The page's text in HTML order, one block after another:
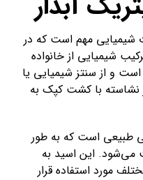
شیمیایی مهم است که در
شیمیایی از خانواده
و از سنتز شیمیایی یا
نشاسته با کشت کپک به
طبیعی است که به طور
می‌شود. این اسید به
مورد استفاده قرار